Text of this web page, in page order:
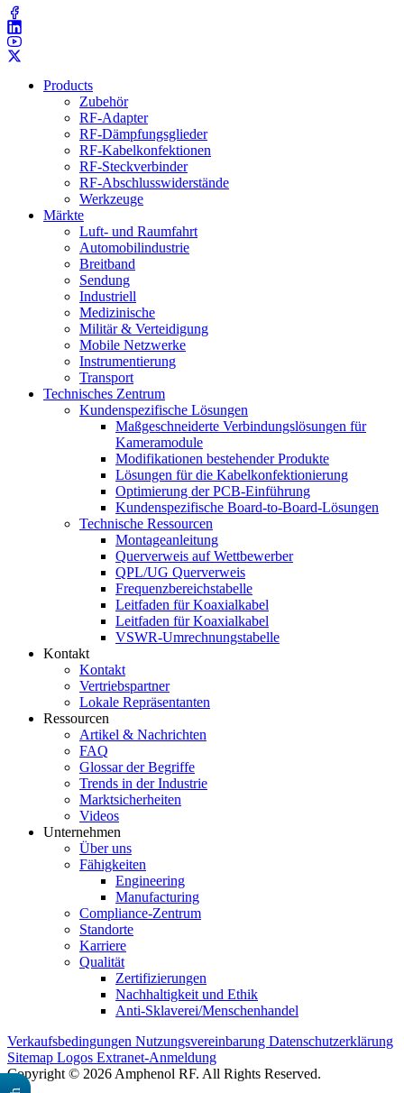
Products
Zubehör
RF-Adapter
RF-Dämpfungsglieder
RF-Kabelkonfektionen
RF-Steckverbinder
RF-Abschlusswiderstände
Werkzeuge
Märkte
Luft- und Raumfahrt
Automobilindustrie
Breitband
Sendung
Industriell
Medizinische
Militär & Verteidigung
Mobile Netzwerke
Instrumentierung
Transport
Technisches Zentrum
Kundenspezifische Lösungen
Maßgeschneiderte Verbindungslösungen für
Kameramodule
Modifikationen bestehender Produkte
Lösungen für die Kabelkonfektionierung
Optimierung der PCB-Einführung
Kundenspezifische Board-to-Board-Lösungen
Technische Ressourcen
Montageanleitung
Querverweis auf Wettbewerber
QPL/UG Querverweis
Frequenzbereichstabelle
Leitfaden für Koaxialkabel
Leitfaden für Koaxialkabel
VSWR-Umrechnungstabelle
Kontakt
Kontakt
Vertriebspartner
Lokale Repräsentanten
Ressourcen
Artikel & Nachrichten
FAQ
Glossar der Begriffe
Trends in der Industrie
Marktsicherheiten
Videos
Unternehmen
Über uns
Fähigkeiten
Engineering
Manufacturing
Compliance-Zentrum
Standorte
Karriere
Qualität
Zertifizierungen
Nachhaltigkeit und Ethik
Anti-Sklaverei/Menschenhandel
Verkaufsbedingungen Nutzungsvereinbarung Datenschutzerklärung
Sitemap Logos Extranet-Anmeldung
Copyright © 2026 Amphenol RF. All Rights Reserved.